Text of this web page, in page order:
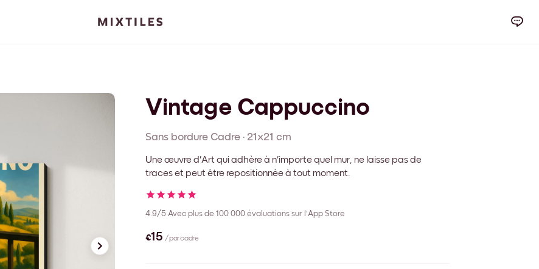
Vintage Cappuccino
Sans bordure Cadre · 21x21 cm
Une œuvre d'Art qui adhère à n'importe quel mur, ne laisse pas de
traces et peut être repositionnée à tout moment.
4.9/5 Avec plus de 100 000 évaluations sur l'App Store
€15 / par cadre